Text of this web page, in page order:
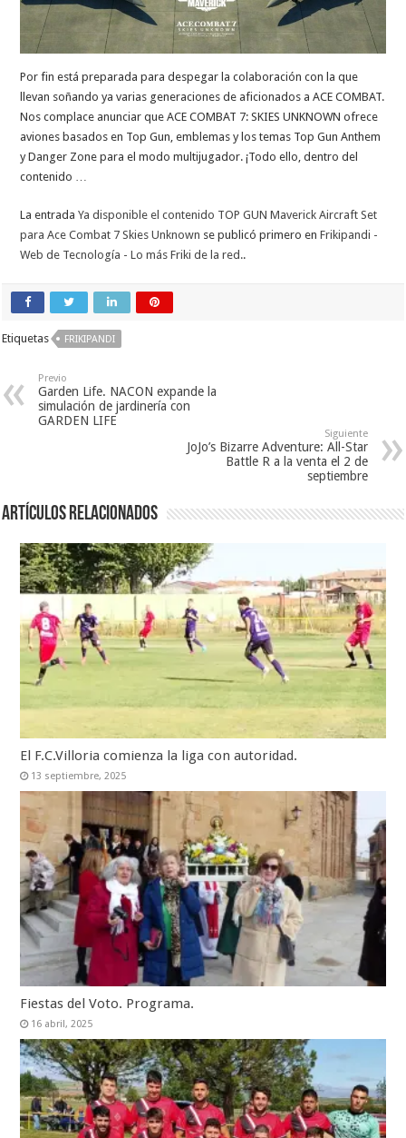
Por fin está preparada para despegar la colaboración con la que
llevan soñando ya varias generaciones de aficionados a ACE COMBAT.
Nos complace anunciar que ACE COMBAT 7: SKIES UNKNOWN ofrece
aviones basados en Top Gun, emblemas y los temas Top Gun Anthem
y Danger Zone para el modo multijugador. ¡Todo ello, dentro del
contenido …
La entradaYa disponible el contenido TOP GUN Maverick Aircraft Set
para Ace Combat 7 Skies Unknown se publicó primero enFrikipandi -
Web de Tecnología - Lo más Friki de la red..
Etiquetas FRIKIPANDI
Previo
Garden Life. NACON expande la
simulación de jardinería con
GARDEN LIFE
Siguiente
JoJo’s Bizarre Adventure: All-Star
Battle R a la venta el 2 de
septiembre
Artículos relacionados
El F.C.Villoria comienza la liga con autoridad.
13 septiembre, 2025
Fiestas del Voto. Programa.
16 abril, 2025